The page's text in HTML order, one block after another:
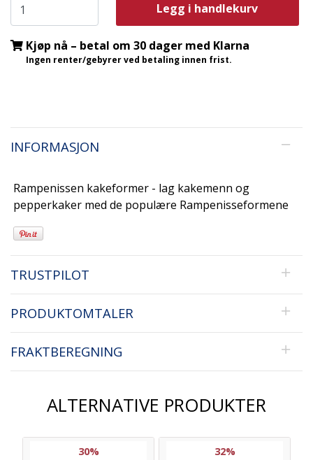
Legg i handlekurv
Kjøp nå – betal om 30 dager med Klarna
Ingen renter/gebyrer ved betaling innen frist.
INFORMASJON
Rampenissen kakeformer - lag kakemenn og
pepperkaker med de populære Rampenisseformene
TRUSTPILOT
PRODUKTOMTALER
FRAKTBEREGNING
ALTERNATIVE PRODUKTER
30% 32%